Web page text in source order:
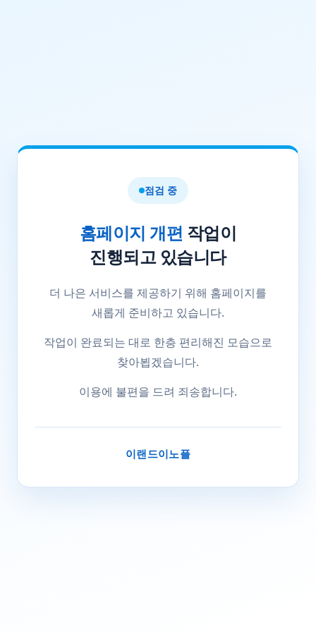
점검 중
홈페이지 개편 작업이
진행되고 있습니다
더 나은 서비스를 제공하기 위해 홈페이지를
새롭게 준비하고 있습니다.
작업이 완료되는 대로 한층 편리해진 모습으로
찾아뵙겠습니다.
이용에 불편을 드려 죄송합니다.
이랜드이노플